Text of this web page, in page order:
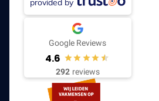
provided by
Google Reviews
4.6
292 reviews